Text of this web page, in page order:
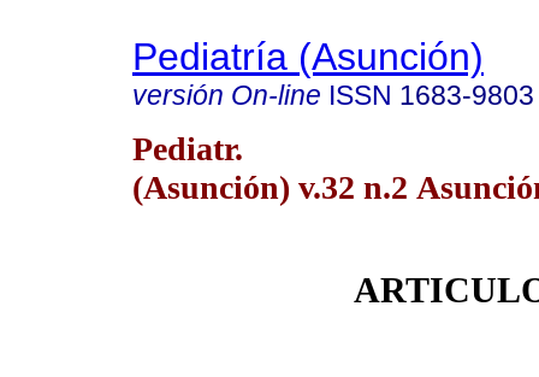
Pediatría (Asunción)
versión On-line ISSN 1683-9803
Pediatr.
(Asunción) v.32 n.2